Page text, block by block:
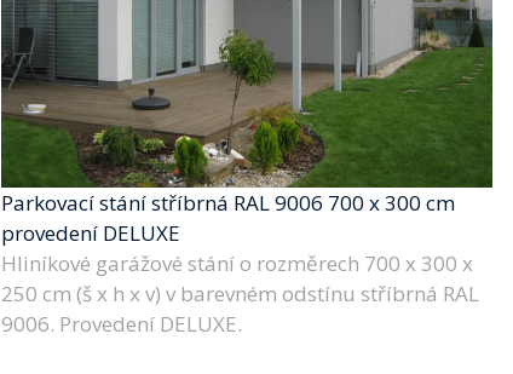
Parkovací stání stříbrná RAL 9006 700 x 300 cm
provedení DELUXE
Hliníkové garážové stání o rozměrech 700 x 300 x
250 cm (š x h x v) v barevném odstínu stříbrná RAL
9006. Provedení DELUXE.